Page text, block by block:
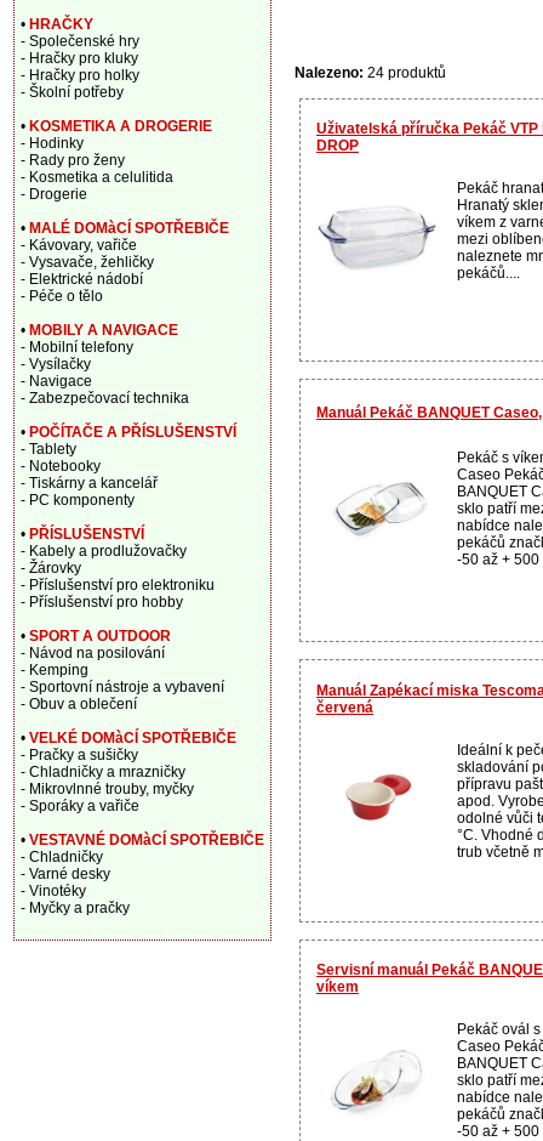
Nalezeno: 24 produktů
Uživatelská příručka Pekáč
DROP
Pekáč
Hranatý
víkem z
mezi
naleznete
pekáčů....
Manuál Pekáč BANQUET
Pekáč s
Caseo
BANQUET
sklo patří
nabídce
pekáčů
-50 až + 500
Manuál Zapékací miska
červená
Ideální k
skladování
přípravu
apod.
odolné vůči
°C. Vhodné
trub včetně
Servisní manuál Pekáč
víkem
Pekáč ovál
Caseo
BANQUET
sklo patří
nabídce
pekáčů
-50 až + 500
• HRAČKY
- Společenské hry
- Hračky pro kluky
- Hračky pro holky
- Školní potřeby
• KOSMETIKA A DROGERIE
- Hodinky
- Rady pro ženy
- Kosmetika a celulitida
- Drogerie
• MALÉ DOMàCÍ SPOTŘEBIČE
- Kávovary, vařiče
- Vysavače, žehličky
- Elektrické nádobí
- Péče o tělo
• MOBILY A NAVIGACE
- Mobilní telefony
- Vysílačky
- Navigace
- Zabezpečovací technika
• POČÍTAČE A PŘÍSLUŠENSTVÍ
- Tablety
- Notebooky
- Tiskárny a kancelář
- PC komponenty
• PŘÍSLUŠENSTVÍ
- Kabely a prodlužovačky
- Žárovky
- Příslušenství pro elektroniku
- Příslušenství pro hobby
• SPORT A OUTDOOR
- Návod na posilování
- Kemping
- Sportovní nástroje a vybavení
- Obuv a oblečení
• VELKÉ DOMàCÍ SPOTŘEBIČE
- Pračky a sušičky
- Chladničky a mrazničky
- Mikrovlnné trouby, myčky
- Sporáky a vařiče
• VESTAVNÉ DOMàCÍ SPOTŘEBIČE
- Chladničky
- Varné desky
- Vinotéky
- Myčky a pračky